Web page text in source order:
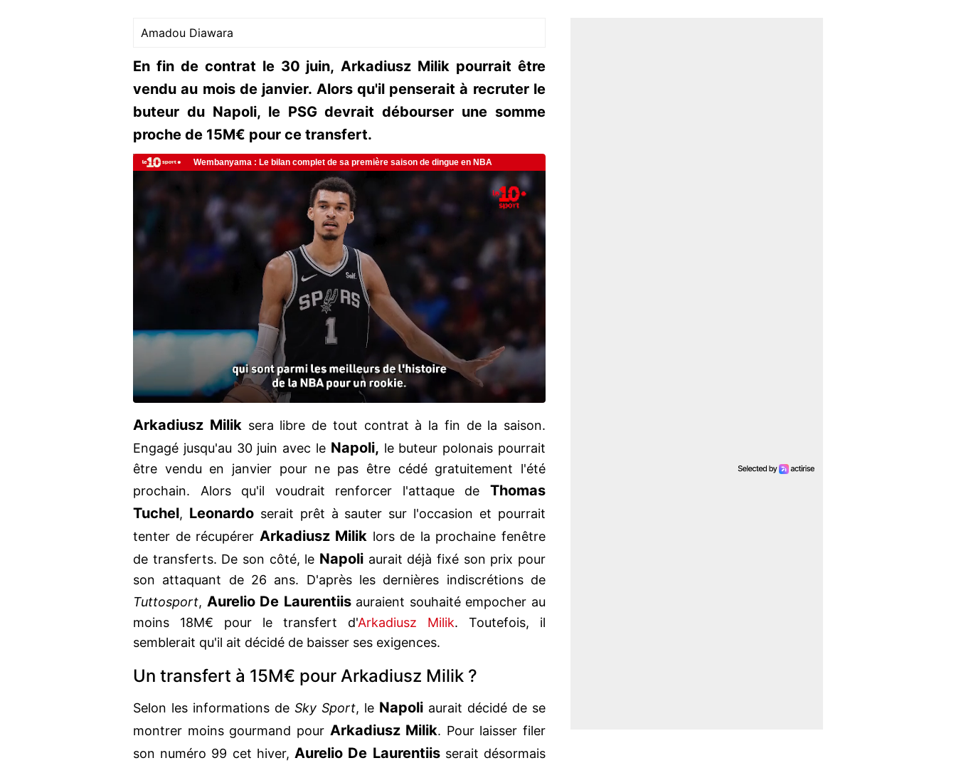
Amadou Diawara
En fin de contrat le 30 juin, Arkadiusz Milik pourrait être
vendu au mois de janvier. Alors qu'il penserait à recruter le
buteur du Napoli, le PSG devrait débourser une somme
proche de 15M€ pour ce transfert.
Arkadiusz Miliksera libre de tout contrat à la fin de la saison.
Engagé jusqu'au 30 juin avec le Napoli, le buteur polonais pourrait
être vendu en janvier pour ne pas être cédé gratuitement l'été
prochain. Alors qu'il voudrait renforcer l'attaque de Thomas
Tuchel, Leonardoserait prêt à sauter sur l'occasion et pourrait
tenter de récupérer Arkadiusz Milik lors de la prochaine fenêtre
de transferts. De son côté, le Napoli aurait déjà fixé son prix pour
son attaquant de 26 ans. D'après les dernières indiscrétions de
Tuttosport, Aurelio De Laurentiisauraient souhaité empocher au
moins 18M€ pour le transfert d'Arkadiusz Milik. Toutefois, il
semblerait qu'il ait décidé de baisser ses exigences.
Un transfert à 15M€ pour Arkadiusz Milik ?
Selon les informations de Sky Sport, le Napoli aurait décidé de se
montrer moins gourmand pour Arkadiusz Milik. Pour laisser filer
son numéro 99 cet hiver,Aurelio De Laurentiisserait désormais